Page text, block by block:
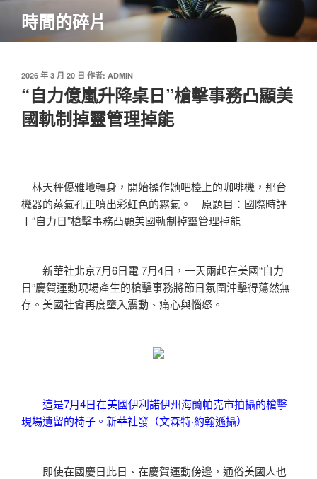
主
時間的碎片
發
佈
2026 年 3 月 20 日 作者: ADMIN
“自力億嵐升降桌日”槍擊事務凸顯美
國軌制掉靈管理掉能
林天秤優雅地轉身，開始操作她吧檯上的咖啡機，那台
機器的蒸氣孔正噴出彩虹色的霧氣。 原題目：國際時評
丨“自力日”槍擊事務凸顯美國軌制掉靈管理掉能
新華社北京7月6日電 7月4日，一天兩起在美國“自力
日”慶賀運動現場產生的槍擊事務將節日氛圍沖擊得蕩然無
存。美國社會再度墮入震動、痛心與惱怒。
這是7月4日在美國伊利諾伊州海蘭帕克市拍攝的槍擊
現場遺留的椅子。新華社發（文森特·約翰遜攝）
即使在國慶日此日、在慶賀運動傍邊，通俗美國人也